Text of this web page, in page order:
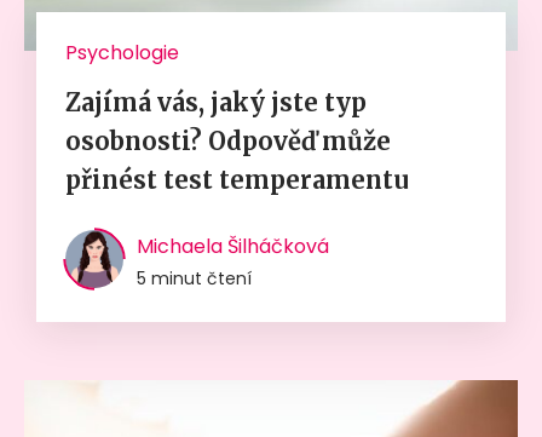
Psychologie
Zajímá vás, jaký jste typ
osobnosti? Odpověď může
přinést test temperamentu
Michaela Šilháčková
5 minut čtení